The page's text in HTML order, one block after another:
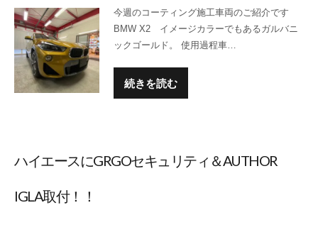
今週のコーティング施工車両のご紹介です
BMW X2 イメージカラーでもあるガルバニ
ックゴールド。 使用過程車…
続きを読む
ハイエースにGRGOセキュリティ＆AUTHOR
IGLA取付！！